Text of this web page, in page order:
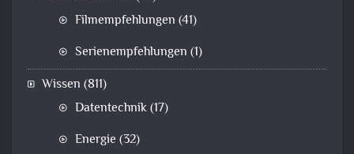
Filmempfehlungen (41)
Serienempfehlungen (1)
Wissen (811)
Datentechnik(17)
Energie (32)